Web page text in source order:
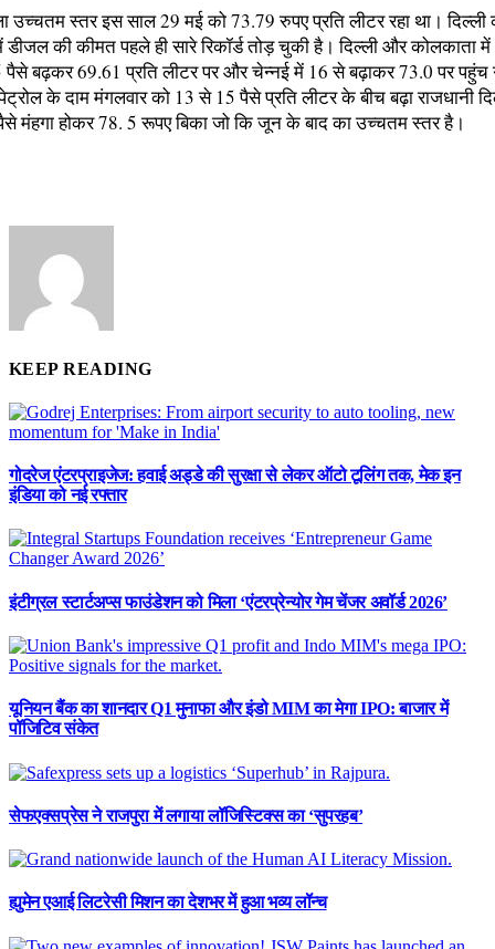
उच्चतम स्तर इस साल 29 मई को 73.79 रुपए प्रति लीटर रहा था। दिल्ली
की कीमत पहले ही सारे रिकॉर्ड तोड़ चुकी है। दिल्ली और
पैसे बढ़कर 69.61 प्रति लीटर पर और चेन्नई में 16 से बढ़ाकर 73.0 पर पहुंच
के दाम मंगलवार को 13 से 15 पैसे प्रति लीटर के बीच बढ़ा राजधानी
मंहगा होकर 78. 5 रूपए बिका जो कि जून के बाद का उच्चतम स्तर है।
KEEP READING
गोदरेज एंटरप्राइजेज: हवाई अड्डे की सुरक्षा से लेकर ऑटो टूलिंग तक, मेक इन
इंडिया को नई रफ्तार
इंटीग्रल स्टार्टअप्स फाउंडेशन को मिला ‘एंटरप्रेन्योर गेम चेंजर अवॉर्ड 2026’
यूनियन बैंक का शानदार Q1 मुनाफा और इंडो MIM का मेगा IPO: बाजार में
पॉजिटिव संकेत
सेफएक्सप्रेस ने राजपुरा में लगाया लॉजिस्टिक्स का ‘सुपरहब’
ह्युमेन एआई लिटरेसी मिशन का देशभर में हुआ भव्य लॉन्च